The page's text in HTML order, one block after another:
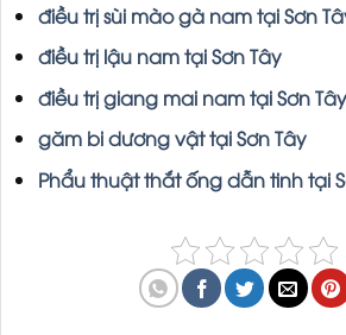
điều trị sùi mào gà nam tại Sơn
điều trị lậu nam tại Sơn Tây
điều trị giang mai nam tại Sơn Tây
găm bi dương vật tại Sơn Tây
Phẩu thuật thắt ống dẫn tinh tại